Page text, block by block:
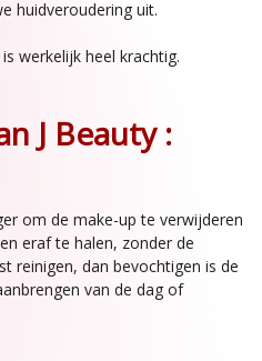
huidveroudering uit.
werkelijk heel krachtig.
J Beauty :
om de make-up te verwijderen
eraf te halen, zonder de
reinigen, dan bevochtigen is de
van de dag of